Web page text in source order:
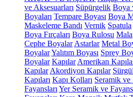
ve Aksesuarları Süpürgelik Boya
Boyaları Tempare Boyası Boya
Maskeleme Bandı Vernik Spatula
Boya Fırçaları Boya Rulosu Mala
Cephe Boyalar Astarlar Metal
BoyalarYalıtım Boyası Sprey
Boyalar Kapılar Amerikan
Kapılar Akordiyon Kapılar
Kapıları Kapı Kolları Seramik ve
Fayansları Yer Seramik ve